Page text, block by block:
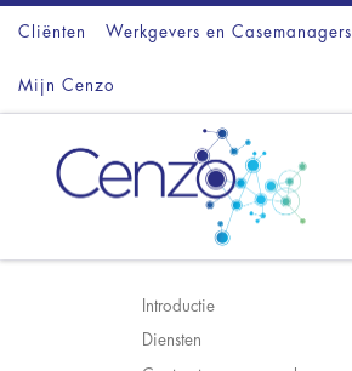
Ga naar inhoud
Cliënten Werkgevers en Casemanagers
Mijn Cenzo
Introductie
Diensten